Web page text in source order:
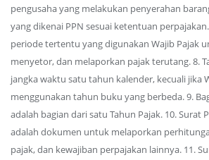
pengusaha yang melakukan penyerahan
yang dikenai PPN sesuai ketentuan
periode tertentu yang digunakan Wajib Pajak
menyetor, dan melaporkan pajak terutang. 8.
jangka waktu satu tahun kalender, kecuali jika
menggunakan tahun buku yang berbeda. 9.
adalah bagian dari satu Tahun Pajak. 10. Surat
adalah dokumen untuk melaporkan
pajak, dan kewajiban perpajakan lainnya. 11.